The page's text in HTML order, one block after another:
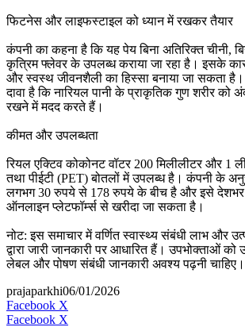
फिटनेस और लाइफस्टाइल को ध्यान में रखकर तैयार
कंपनी का कहना है कि यह पेय बिना अतिरिक्त चीनी,
कृत्रिम फ्लेवर के उपलब्ध कराया जा रहा है। इसके
और स्वस्थ जीवनशैली का हिस्सा बनाया जा सकता
दावा है कि नारियल पानी के प्राकृतिक गुण शरीर को
रखने में मदद करते हैं।
कीमत और उपलब्धता
रियल एक्टिव कोकोनट वॉटर 200 मिलीलीटर और 1
तथा पीईटी (PET) बोतलों में उपलब्ध है। कंपनी के
लगभग 30 रुपये से 178 रुपये के बीच है और इसे देशभर
ऑनलाइन प्लेटफॉर्म्स से खरीदा जा सकता है।
नोट: इस समाचार में वर्णित स्वास्थ्य संबंधी लाभ और
द्वारा जारी जानकारी पर आधारित हैं। उपभोक्ताओं
लेबल और पोषण संबंधी जानकारी अवश्य पढ़नी चाहिए।
prajaparkhi06/01/2026
Facebook X
Facebook X